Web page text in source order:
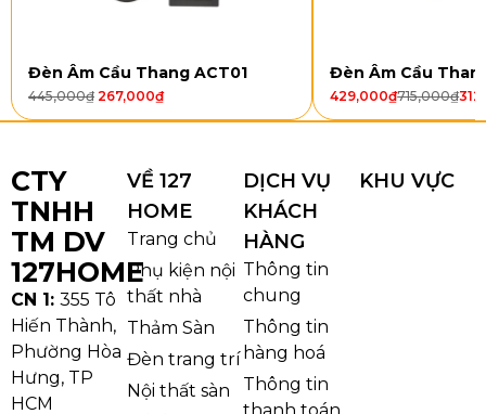
khách, phòng ngủ, phòng ăn hoặc khu vực sảnh nhỏ.
Đèn Âm Cầu Thang ACT01
445,000₫ 267,000₫
Đèn Âm Cầu
715,000₫
429,000₫
CTY
TNHH
TM DV
127HOME
CN 1: 355 Tô
Hiến Thành,
Phường Hòa
Hưng, TP
HCM
VỀ 127
HOME
Trang chủ
Phụ kiện nội
thất nhà
Thảm Sàn
Đèn trang trí
Nội thất sàn
DỊCH VỤ
KHÁCH
HÀNG
Thông tin
chung
Thông tin
hàng hoá
Thông tin
KHU VỰC